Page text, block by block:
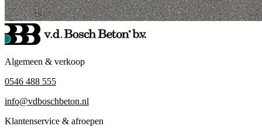
Algemeen & verkoop
0546 488 555
info@vdboschbeton.nl
Klantenservice & afroepen